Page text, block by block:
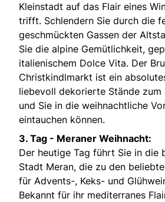
Kleinstadt auf das Flair eines
trifft. Schlendern Sie durch die
geschmückten Gassen der
Sie die alpine Gemütlichkeit,
italienischem Dolce Vita. Der
Christkindlmarkt ist ein
liebevoll dekorierte Stände zum
und Sie in die weihnachtliche
eintauchen können.
3. Tag - Meraner Weihnacht:
Der heutige Tag führt Sie in die
Stadt Meran, die zu den
für Advents-, Keks- und
Bekannt für ihr mediterranes